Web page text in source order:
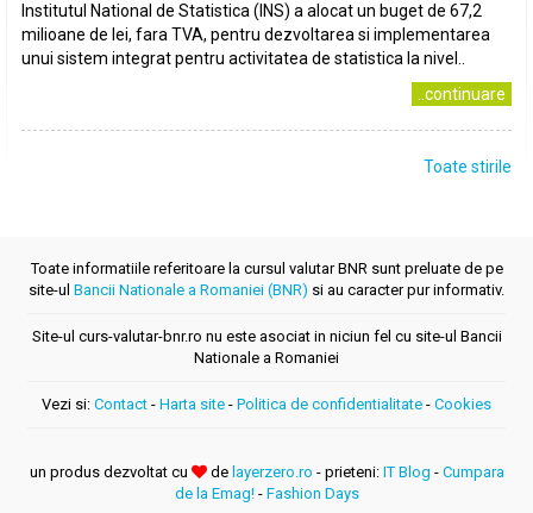
Institutul National de Statistica (INS) a alocat un buget de 67,2
milioane de lei, fara TVA, pentru dezvoltarea si implementarea
unui sistem integrat pentru activitatea de statistica la nivel..
..continuare
Toate stirile
Toate informatiile referitoare la cursul valutar BNR sunt preluate de pe
site-ul Bancii Nationale a Romaniei (BNR) si au caracter pur informativ.
Site-ul curs-valutar-bnr.ro nu este asociat in niciun fel cu site-ul Bancii
Nationale a Romaniei
Vezi si: Contact - Harta site - Politica de confidentialitate - Cookies
un produs dezvoltat cu de layerzero.ro - prieteni: IT Blog - Cumpara
de la Emag!- Fashion Days